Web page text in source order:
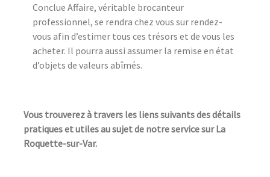
Conclue Affaire, véritable brocanteur
professionnel, se rendra chez vous sur rendez-
vous afin d’estimer tous ces trésors et de vous les
acheter. Il pourra aussi assumer la remise en état
d’objets de valeurs abîmés.
Vous trouverez à travers les liens suivants des détails
pratiques et utiles au sujet de notre service sur La
Roquette-sur-Var.